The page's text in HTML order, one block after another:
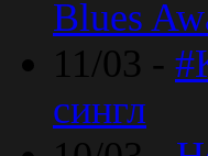
Blues
11/03 -
сингл